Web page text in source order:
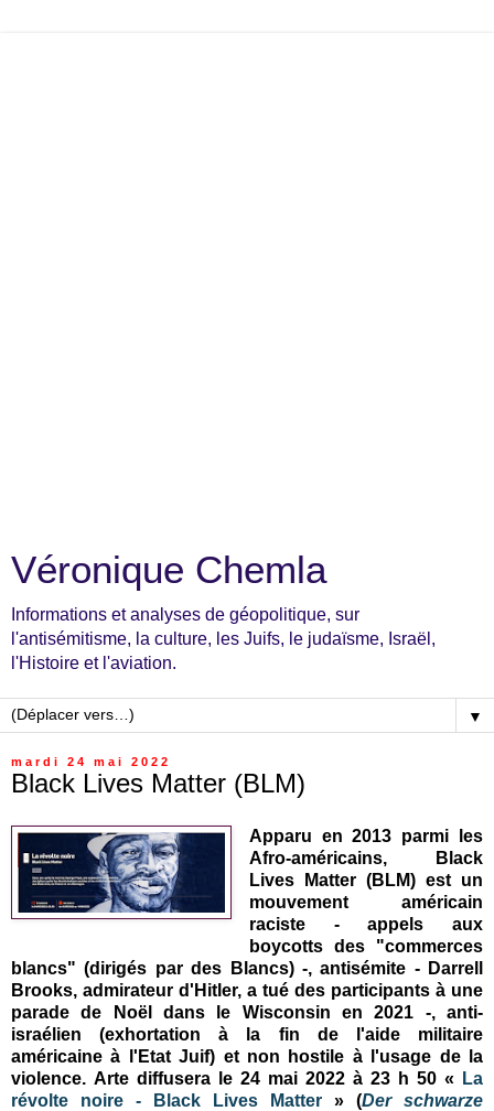
Véronique Chemla
Informations et analyses de géopolitique, sur
l'antisémitisme, la culture, les Juifs, le judaïsme, Israël,
l'Histoire et l'aviation.
▼
mardi 24 mai 2022
Black Lives Matter (BLM)
Apparu en 2013 parmi les
Afro-américains,
Black
Lives Matter (BLM) est un
mouvement américain
raciste - appels aux
boycotts des "commerces
blancs" (dirigés par des Blancs) -, antisémite - Darrell
Brooks, admirateur d'Hitler, a tué des participants à une
parade de Noël dans le Wisconsin en 2021 -, anti-
israélien (exhortation à la fin de l'aide militaire
américaine à l'Etat Juif) et non hostile à l'usage de la
violence. Arte diffusera le 24 mai 2022 à 23 h 50 «
La
révolte noire - Black Lives Matter » (Der schwarze